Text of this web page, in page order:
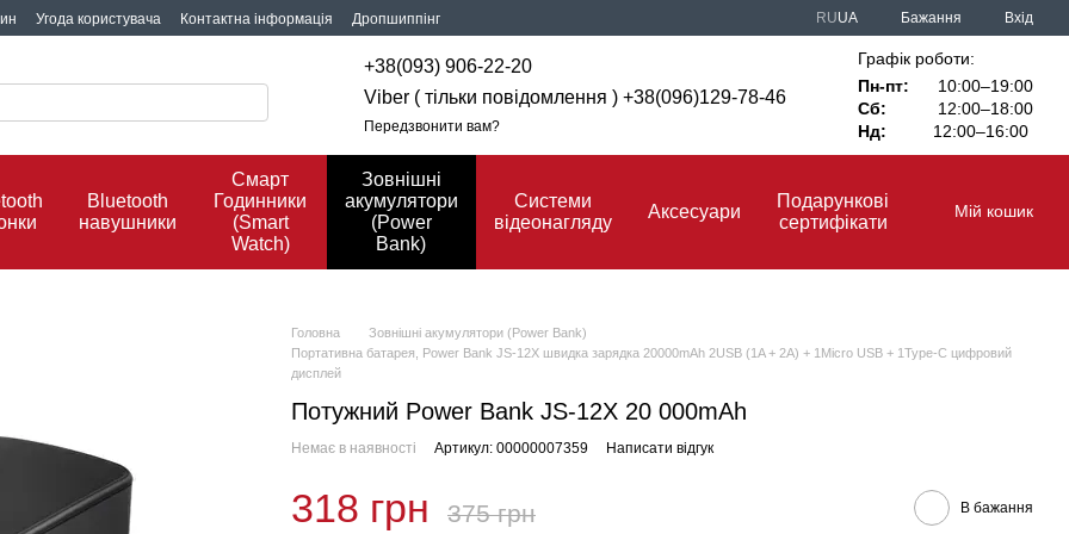
Угода користувача Контактна інформація
Дропшиппінг
RUUA Бажання Вхід
+38(093) 906-22-20
Viber ( тільки повідомлення ) +38(096)129-78-46
Передзвонити вам?
Графік роботи:
Пн-пт:
10:00–19:00
Сб:
12:00–18:00
Нд:
12:00–16:00
Bluetooth
навушники
Смарт
Годинники
(Smart
Watch)
Зовнішні
акумулятори
(Power
Bank)
Системи
відеонагляду
Аксесуари
Подарункові
сертифікати
Мій кошик
Головна
Зовнішні акумулятори (Power Bank)
Портативна батарея, Power Bank JS-12X швидка зарядка 20000mAh 2USB (1A + 2A) + 1Micro USB + 1Type-C цифровий
дисплей
Потужний Power Bank JS-12X 20 000mAh
Немає в наявності Артикул: 00000007359 Написати відгук
318 грн 375 грн В бажання